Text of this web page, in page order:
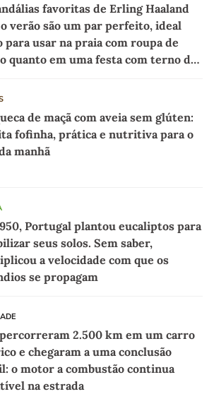
favoritas de Erling Haaland
verão são um par perfeito, ideal
para usar na praia com roupa de
quanto em uma festa com terno de
de maçã com aveia sem glúten:
fofinha, prática e nutritiva para o
manhã
Portugal plantou eucaliptos para
seus solos. Sem saber,
a velocidade com que os
se propagam
2.500 km em um carro
e chegaram a uma conclusão
o motor a combustão continua
na estrada